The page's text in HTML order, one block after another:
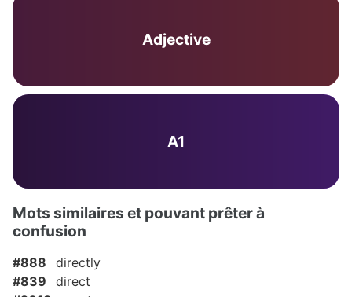
Adjective
A1
Mots similaires et pouvant prêter à
confusion
#888
directly
#839
direct